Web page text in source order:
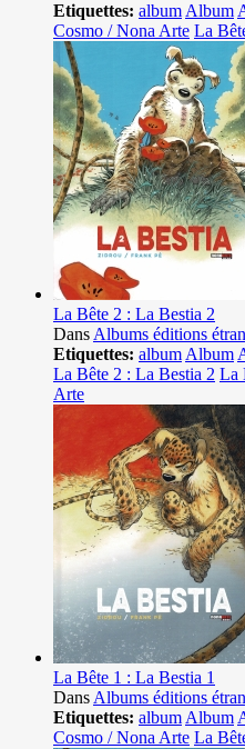
Etiquettes: album Album
Cosmo / Nona Arte La
La Bête 2 : La Bestia 2
Dans Albums éditions
Etiquettes: album Album
La Bête 2 : La Bestia 2 La
Arte
La Bête 1 : La Bestia 1
Dans Albums éditions
Etiquettes: album Album
Cosmo / Nona Arte La